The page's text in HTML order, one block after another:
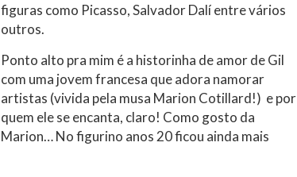
figuras como Picasso, Salvador Dalí entre vários
outros.
Ponto alto pra mim é a historinha de amor de Gil
com uma jovem francesa que adora namorar
artistas (vivida pela musa Marion Cotillard!) e por
quem ele se encanta, claro! Como gosto da
Marion… No figurino anos 20 ficou ainda mais